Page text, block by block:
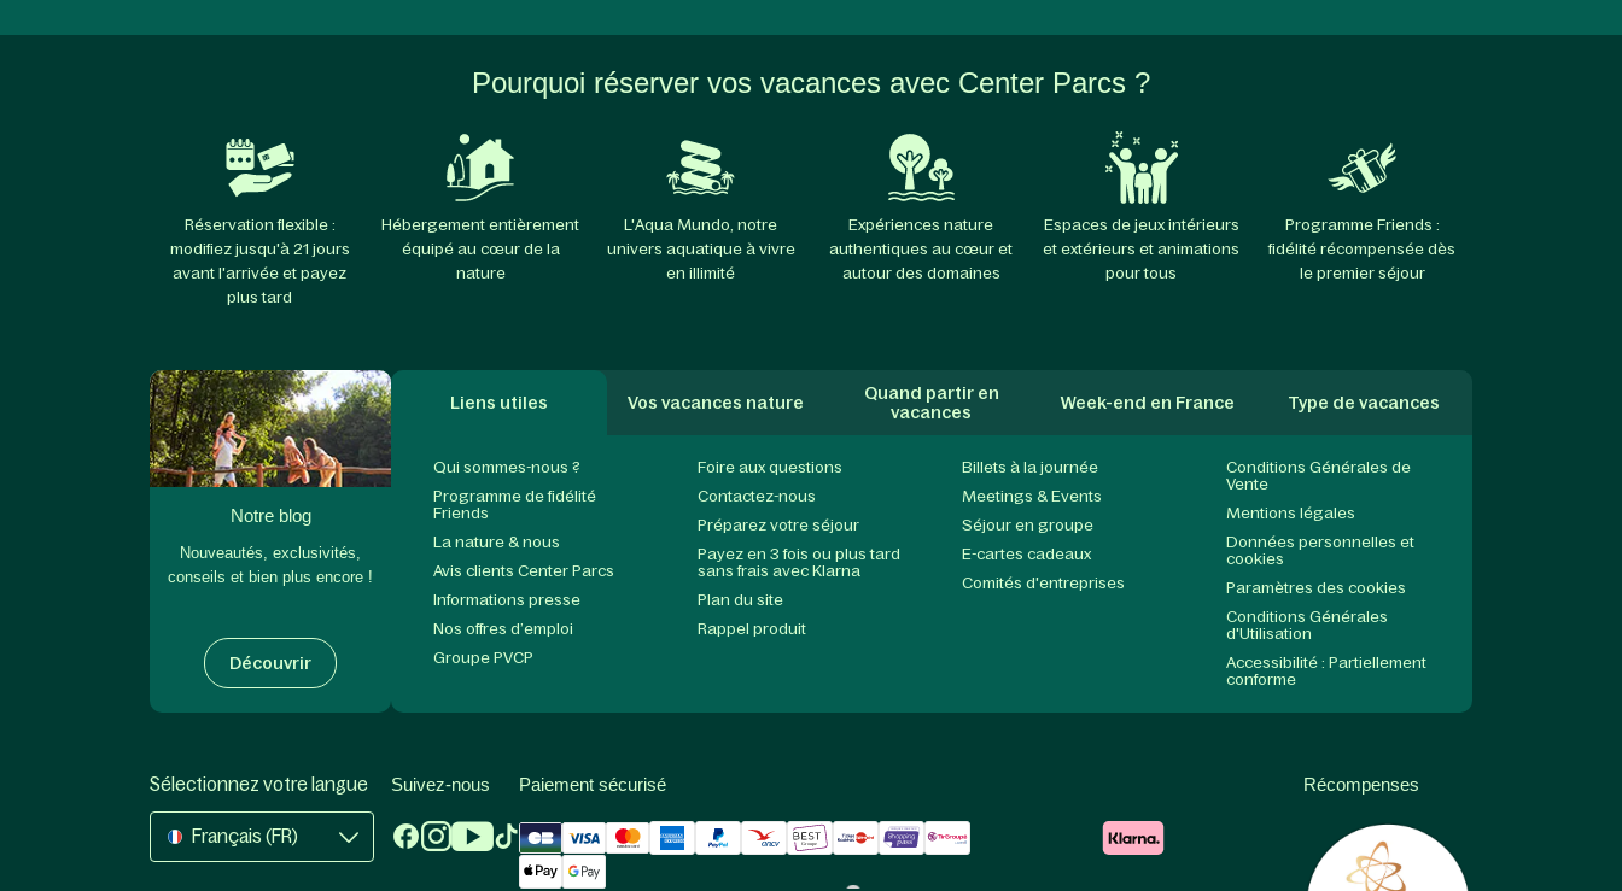
Pourquoi réserver vos vacances avec Center Parcs ?
Réservation flexible :
modifiez jusqu'à 21 jours
avant l'arrivée et payez
plus tard
Hébergement entièrement
équipé au cœur de la
nature
L'Aqua Mundo, notre
univers aquatique à vivre
en illimité
Expériences nature
authentiques au cœur et
autour des domaines
Espaces de jeux intérieurs
et extérieurs et animations
pour tous
Programme Friends :
fidélité récompensée dès
le premier séjour
Notre blog
Nouveautés, exclusivités,
conseils et bien plus encore !
Découvrir
Liens utiles Vos vacances nature
Quand partir en
vacances
Week-end en France Type de vacances
Qui sommes-nous ?
Programme de fidélité
Friends
La nature & nous
Avis clients Center Parcs
Informations presse
Nos offres d’emploi
Groupe PVCP
Foire aux questions
Contactez-nous
Préparez votre séjour
Payez en 3 fois ou plus tard
sans frais avec Klarna
Plan du site
Rappel produit
Billets à la journée
Meetings & Events
Séjour en groupe
E-cartes cadeaux
Comités d'entreprises
Conditions Générales de
Vente
Mentions légales
Données personnelles et
cookies
Paramètres des cookies
Conditions Générales
d'Utilisation
Accessibilité : Partiellement
conforme
Sélectionnez votre langue
Français (FR)
Suivez-nous Paiement sécurisé Récompenses